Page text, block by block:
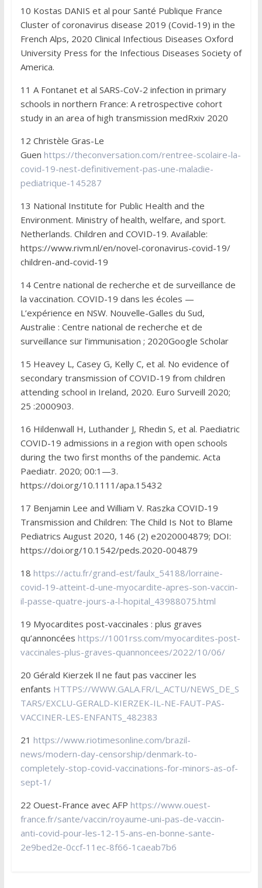
10 Kostas DANIS et al pour Santé Publique France
Cluster of coronavirus disease 2019 (Covid-19) in the
French Alps, 2020 Clinical Infectious Diseases Oxford
University Press for the Infectious Diseases Society of
America.
11 A Fontanet et al SARS-CoV-2 infection in primary
schools in northern France: A retrospective cohort
study in an area of high transmission medRxiv 2020
12 Christèle Gras-Le
Guen https://theconversation.com/rentree-scolaire-la-
covid-19-nest-definitivement-pas-une-maladie-
pediatrique-145287
13 National Institute for Public Health and the
Environment. Ministry of health, welfare, and sport.
Netherlands. Children and COVID-19. Available:
https://www.rivm.nl/en/novel-coronavirus-covid-19/
children-and-covid-19
14 Centre national de recherche et de surveillance de
la vaccination. COVID-19 dans les écoles —
L’expérience en NSW. Nouvelle-Galles du Sud,
Australie : Centre national de recherche et de
surveillance sur l’immunisation ; 2020Google Scholar
15 Heavey L, Casey G, Kelly C, et al. No evidence of
secondary transmission of COVID-19 from children
attending school in Ireland, 2020. Euro Surveill 2020;
25 :2000903.
16 Hildenwall H, Luthander J, Rhedin S, et al. Paediatric
COVID-19 admissions in a region with open schools
during the two first months of the pandemic. Acta
Paediatr. 2020; 00:1—3.
https://doi.org/10.1111/apa.15432
17 Benjamin Lee and William V. Raszka COVID-19
Transmission and Children: The Child Is Not to Blame
Pediatrics August 2020, 146 (2) e2020004879; DOI:
https://doi.org/10.1542/peds.2020-004879
18 https://actu.fr/grand-est/faulx_54188/lorraine-
covid-19-atteint-d-une-myocardite-apres-son-vaccin-
il-passe-quatre-jours-a-l-hopital_43988075.html
19 Myocardites post-vaccinales : plus graves
qu’annoncées https://1001rss.com/myocardites-post-
vaccinales-plus-graves-quannoncees/2022/10/06/
20 Gérald Kierzek Il ne faut pas vacciner les
enfants HTTPS://WWW.GALA.FR/L_ACTU/NEWS_DE_S
TARS/EXCLU-GERALD-KIERZEK-IL-NE-FAUT-PAS-
VACCINER-LES-ENFANTS_482383
21 https://www.riotimesonline.com/brazil-
news/modern-day-censorship/denmark-to-
completely-stop-covid-vaccinations-for-minors-as-of-
sept-1/
22 Ouest-France avec AFP https://www.ouest-
france.fr/sante/vaccin/royaume-uni-pas-de-vaccin-
anti-covid-pour-les-12-15-ans-en-bonne-sante-
2e9bed2e-0ccf-11ec-8f66-1caeab7b6